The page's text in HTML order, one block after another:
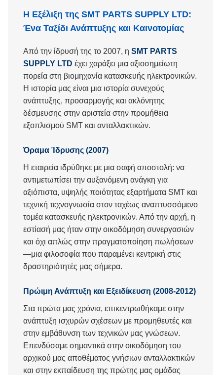
Η Εξέλιξη της SMT PARTS SUPPLY LTD:
Ένα Ταξίδι Ανάπτυξης και Καινοτομίας
Από την ίδρυσή της το 2007, η SMT PARTS
SUPPLY LTD έχει χαράξει μια αξιοσημείωτη
πορεία στη βιομηχανία κατασκευής ηλεκτρονικών.
Η ιστορία μας είναι μια ιστορία συνεχούς
ανάπτυξης, προσαρμογής και ακλόνητης
δέσμευσης στην αριστεία στην προμήθεια
εξοπλισμού SMT και ανταλλακτικών.
Όραμα Ίδρυσης (2007)
Η εταιρεία ιδρύθηκε με μια σαφή αποστολή: να
αντιμετωπίσει την αυξανόμενη ανάγκη για
αξιόπιστα, υψηλής ποιότητας εξαρτήματα SMT και
τεχνική τεχνογνωσία στον ταχέως αναπτυσσόμενο
τομέα κατασκευής ηλεκτρονικών. Από την αρχή, η
εστίασή μας ήταν στην οικοδόμηση συνεργασιών
και όχι απλώς στην πραγματοποίηση πωλήσεων
—μια φιλοσοφία που παραμένει κεντρική στις
δραστηριότητές μας σήμερα.
Πρώιμη Ανάπτυξη και Εξειδίκευση (2008-2012)
Στα πρώτα μας χρόνια, επικεντρωθήκαμε στην
ανάπτυξη ισχυρών σχέσεων με προμηθευτές και
στην εμβάθυνση των τεχνικών μας γνώσεων.
Επενδύσαμε σημαντικά στην οικοδόμηση του
αρχικού μας αποθέματος γνήσιων ανταλλακτικών
και στην εκπαίδευση της πρώτης μας ομάδας